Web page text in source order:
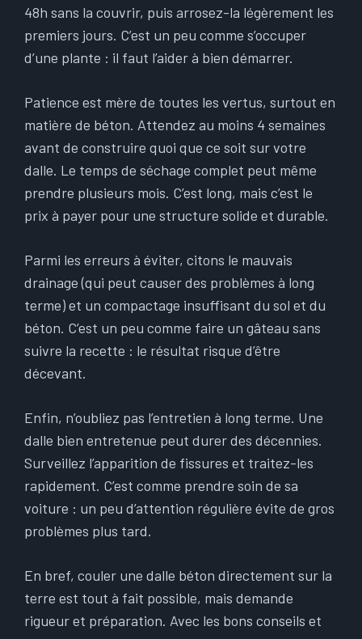
48h sans la couvrir, puis arrosez-la légèrement les
premiers jours. C’est un peu comme s’occuper
d’une plante : il faut l’aider à bien démarrer.
Patience est mère de toutes les vertus, surtout en
matière de béton. Attendez au moins 4 semaines
avant de construire quoi que ce soit sur votre
dalle. Le temps de séchage complet peut même
prendre plusieurs mois. C’est long, mais c’est le
prix à payer pour une structure solide et durable.
Parmi les erreurs à éviter, citons le mauvais
drainage (qui peut causer des problèmes à long
terme) et un compactage insuffisant du sol et du
béton. C’est un peu comme faire un gâteau sans
suivre la recette : le résultat risque d’être
décevant.
Enfin, n’oubliez pas l’entretien à long terme. Une
dalle bien entretenue peut durer des décennies.
Surveillez l’apparition de fissures et traitez-les
rapidement. C’est comme prendre soin de sa
voiture : un peu d’attention régulière évite de gros
problèmes plus tard.
En bref, couler une dalle béton directement sur la
terre est tout à fait possible, mais demande
rigueur et préparation. Avec les bons conseils et